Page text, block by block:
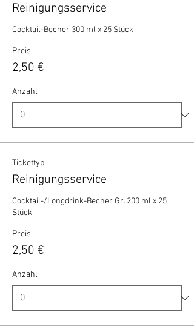
Reinigungsservice
Cocktail-Becher 300 ml x 25 Stück
Preis
2,50 €
Anzahl
Tickettyp
Reinigungsservice
Cocktail-/Longdrink-Becher Gr. 200 ml x 25
Stück
Preis
2,50 €
Anzahl